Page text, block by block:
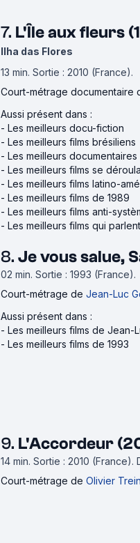
7. L'Île aux fleurs
Ilha das Flores
13 min. Sortie : 2010 (France).
Court-métrage documentaire
Aussi présent dans :
- Les meilleurs docu-fiction
- Les meilleurs films brésiliens
- Les meilleurs documentaires
- Les meilleurs films se
- Les meilleurs films latino-
- Les meilleurs films de 1989
- Les meilleurs films anti-
- Les meilleurs films qui
8. Je vous salue,
02 min. Sortie : 1993 (France).
Court-métrage de Jean-Luc
Aussi présent dans :
- Les meilleurs films de Jean-
- Les meilleurs films de 1993
9. L'Accordeur
14 min. Sortie : 2010 (France).
Court-métrage de Olivier